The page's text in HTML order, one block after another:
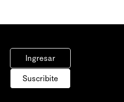
Ingresar
Suscribite